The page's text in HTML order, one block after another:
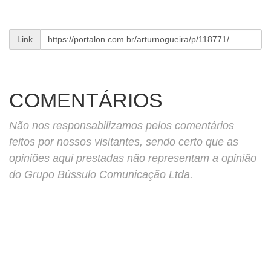
Link
COMENTÁRIOS
Não nos responsabilizamos pelos comentários
feitos por nossos visitantes, sendo certo que as
opiniões aqui prestadas não representam a opinião
do Grupo Bússulo Comunicação Ltda.